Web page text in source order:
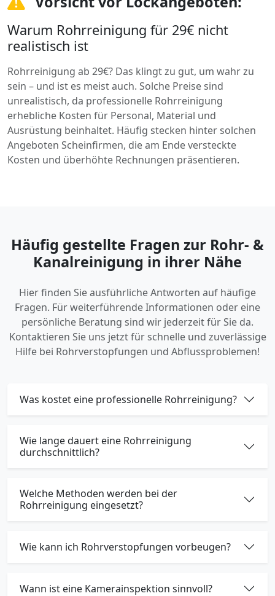
Warum Rohrreinigung für 29€ nicht
realistisch ist
Rohrreinigung ab 29€? Das klingt zu gut, um wahr zu
sein – und ist es meist auch. Solche Preise sind
unrealistisch, da professionelle Rohrreinigung
erhebliche Kosten für Personal, Material und
Ausrüstung beinhaltet. Häufig stecken hinter solchen
Angeboten Scheinfirmen, die am Ende versteckte
Kosten und überhöhte Rechnungen präsentieren.
Häufig gestellte Fragen zur Rohr- &
Kanalreinigung in ihrer Nähe
Hier finden Sie ausführliche Antworten auf häufige
Fragen. Für weiterführende Informationen oder eine
persönliche Beratung sind wir jederzeit für Sie da.
Kontaktieren Sie uns jetzt für schnelle und zuverlässige
Hilfe bei Rohrverstopfungen und Abflussproblemen!
Was kostet eine professionelle Rohrreinigung?
Wie lange dauert eine Rohrreinigung
durchschnittlich?
Welche Methoden werden bei der
Rohrreinigung eingesetzt?
Wie kann ich Rohrverstopfungen vorbeugen?
Wann ist eine Kamerainspektion sinnvoll?